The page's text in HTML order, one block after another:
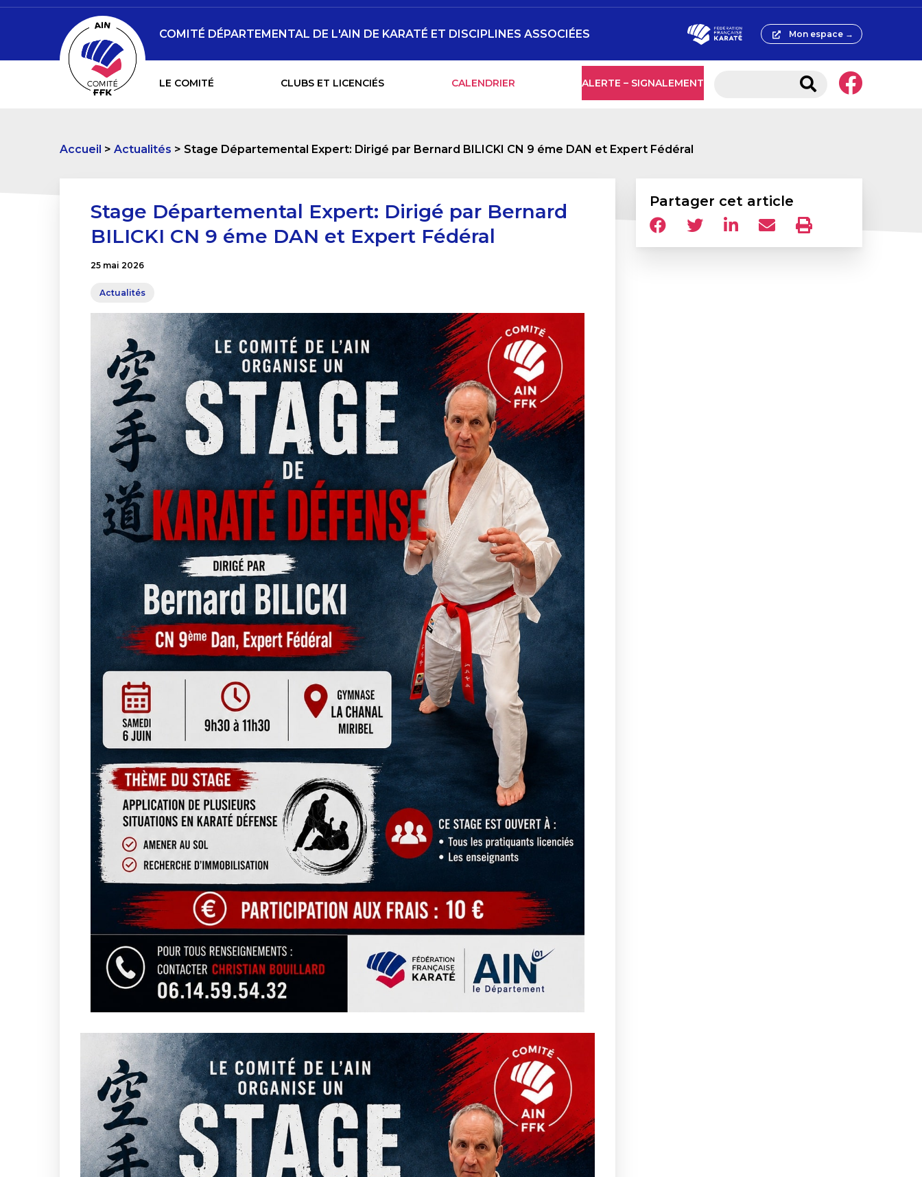
LE COMITÉ CLUBS ET LICENCIÉS CALENDRIER ALERTE – SIGNALEMENT
COMITÉ DÉPARTEMENTAL DE L'AIN DE KARATÉ ET DISCIPLINES ASSOCIÉES Mon espace →
Accueil Actualités Stage Départemental Expert: Dirigé par Bernard BILICKI CN 9 éme DAN et Expert Fédéral
Stage Départemental Expert: Dirigé par Bernard
BILICKI CN 9 éme DAN et Expert Fédéral
25 mai 2026
Actualités
Partager cet article